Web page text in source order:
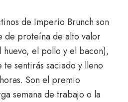
de Imperio Brunch son
de proteína de alto valor
el pollo y el bacon),
sentirás saciado y lleno
Son el premio
semana de trabajo o la